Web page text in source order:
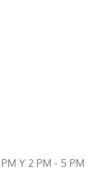
Y 2 PM - 5 PM